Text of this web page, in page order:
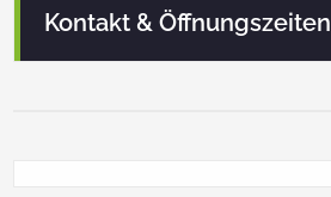
Kontakt & Öffnungszeiten